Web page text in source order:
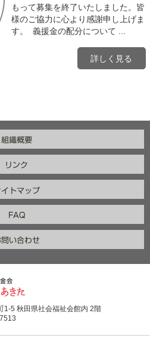
もって募集を終了いたしました。皆
様のご協力に心より感謝申し上げま
す。 義援金の配分について ...
詳しく見る
1-5 秋田県社会福祉会館内 2階